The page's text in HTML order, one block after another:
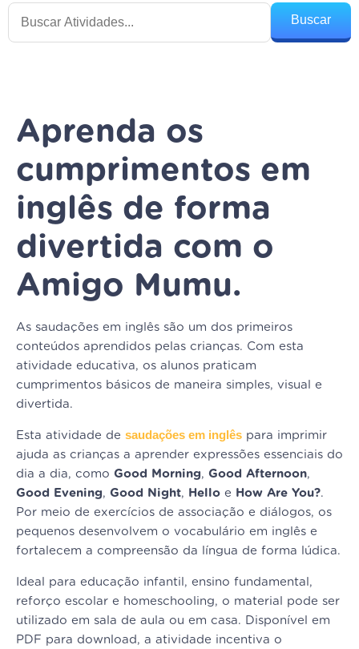
Buscar
Aprenda os
cumprimentos em
inglês de forma
divertida com o
Amigo Mumu.
As saudações em inglês são um dos primeiros
conteúdos aprendidos pelas crianças. Com esta
atividade educativa, os alunos praticam
cumprimentos básicos de maneira simples, visual e
divertida.
Esta atividade de saudações em inglês para imprimir
ajuda as crianças a aprender expressões essenciais do
dia a dia, como Good Morning, Good Afternoon,
Good Evening, Good Night, Hello e How Are You?.
Por meio de exercícios de associação e diálogos, os
pequenos desenvolvem o vocabulário em inglês e
fortalecem a compreensão da língua de forma lúdica.
Ideal para educação infantil, ensino fundamental,
reforço escolar e homeschooling, o material pode ser
utilizado em sala de aula ou em casa. Disponível em
PDF para download, a atividade incentiva o